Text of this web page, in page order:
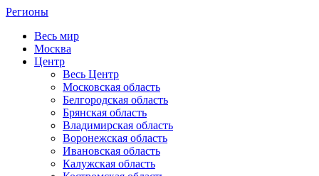
Регионы
Весь мир
Москва
Центр
Весь Центр
Московская область
Белгородская область
Брянская область
Владимирская область
Воронежская область
Ивановская область
Калужская область